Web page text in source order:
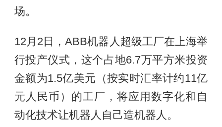
场。
12月2日，ABB机器人超级工厂在上海举
行投产仪式，这个占地6.7万平方米投资
金额为1.5亿美元（按实时汇率计约11亿
元人民币）的工厂，将应用数字化和自
动化技术让机器人自己造机器人。